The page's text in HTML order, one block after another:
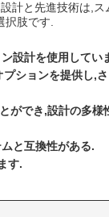
計と先進技術は,ス
肢です.
設計を使用してい
ションを提供し,
ができ,設計の多様
と互換性がある.
す.